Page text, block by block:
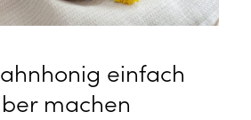
einfach
machen